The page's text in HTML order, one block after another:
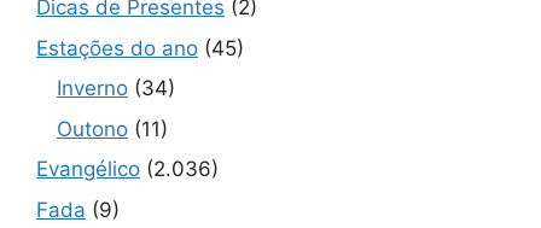
Dicas de Presentes (2)
Estações do ano (45)
Inverno (34)
Outono (11)
Evangélico (2.036)
Fada (9)